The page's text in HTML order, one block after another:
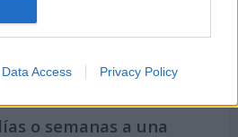
Data Access Privacy Policy
o semanas a una